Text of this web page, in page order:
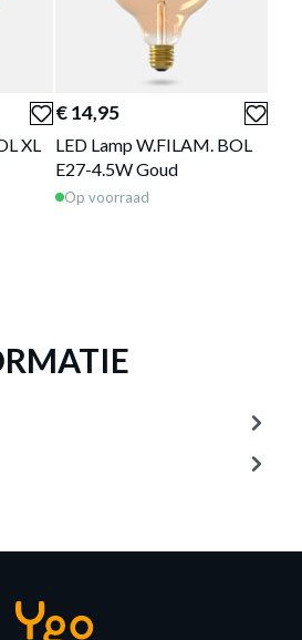
XL
€ 14,95
LED Lamp W.FILAM. BOL
E27-4.5W Goud
Op voorraad
of verder winkelen
passen goed